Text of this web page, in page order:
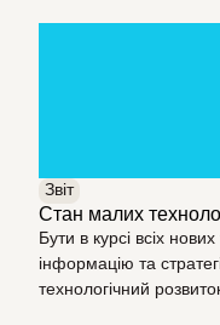
Звіт
Стан малих
Бути в курсі всіх
інформацію та
технологічний